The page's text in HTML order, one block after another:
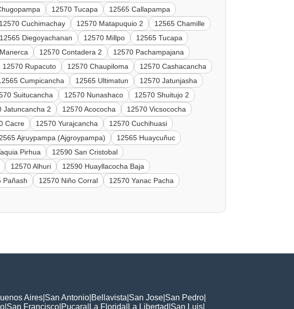
12570 Tucapa
12565 Callapampa
12570 Cuchimachay 12570 Matapuquio 2
12565 Chamille
12565 Diegoyachanan 12570 Millpo
12565 Tucapa
12570 Contadera 2
12570 Pachampajana
12570 Rupacuto 12570 Chaupiloma
12570 Cashacancha
Cumpicancha 12565 Ultimatun
12570 Jatunjasha
Suitucancha 12570 Nunashaco
12570 Shuitujo 2
Jatuncancha 2 12570 Acococha
12570 Vicsococha
Cacre 12570 Yurajcancha
12570 Cuchihuasi
Ajruypampa (Ajgroypampa)
12565 Huaycuñuc
Pirhua
12590 San Cristobal
12570 Alhuri
12590 Huayllacocha Baja
Pañash 12570 Niño Corral
12570 Yanac Pacha
Aires San Antonio Bellavista San Jose San Pedro
San Francisco Pucara La Florida La Libertad San Luis